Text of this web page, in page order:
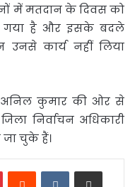
में मतदान के दिवस को
गया है और इसके बदले
कार्य नहीं लिया
अनिल कुमार की ओर से
निर्वाचन अधिकारी
जा चुके हैं।
PinterestReddit VKontakteShare via Email